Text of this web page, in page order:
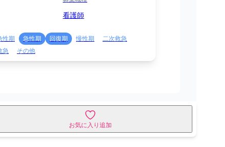
看護師
性期 急性期 回復期 慢性期
二次救急
急
その他
お気に入り追加